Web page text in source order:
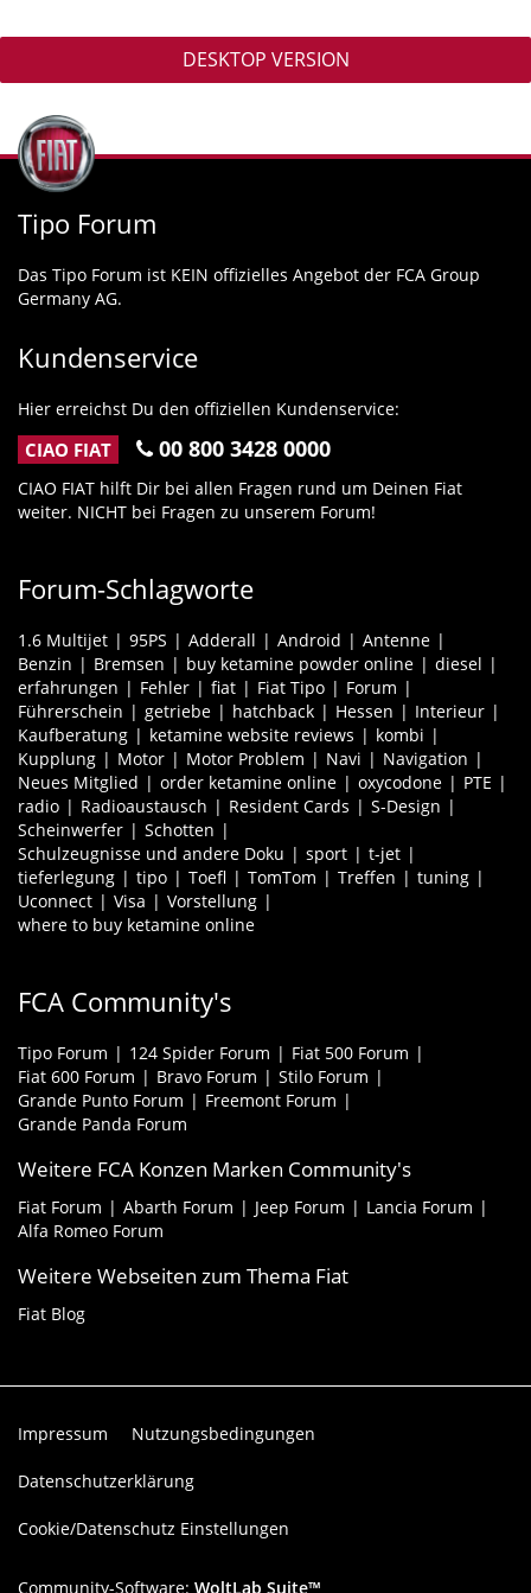
DESKTOP VERSION
Tipo Forum
Das Tipo Forum ist KEIN offizielles Angebot der FCA Group
Germany AG.
Kundenservice
Hier erreichst Du den offiziellen Kundenservice:
CIAO FIAT 00 800 3428 0000
CIAO FIAT hilft Dir bei allen Fragen rund um Deinen Fiat
weiter. NICHT bei Fragen zu unserem Forum!
Forum-Schlagworte
1.6 Multijet 95PS Adderall Android
Antenne
Benzin
Bremsen buy ketamine powder online
diesel
erfahrungen
Fehler fiat Fiat Tipo
Forum
Führerschein
getriebe hatchback Hessen
Interieur
Kaufberatung
ketamine website reviews
kombi
Kupplung
Motor Motor Problem Navi
Navigation
Neues Mitglied
order ketamine online oxycodone
PTE
radio
Radioaustausch Resident Cards
S-Design
Scheinwerfer
Schotten
Schulzeugnisse und andere Doku
sport
t-jet
tieferlegung
tipo Toefl TomTom Treffen
tuning
Uconnect
Visa
Vorstellung
where to buy ketamine online
FCA Community's
Tipo Forum 124 Spider Forum
Fiat 500 Forum
Fiat 600 Forum
Bravo Forum
Stilo Forum
Grande Punto Forum
Freemont Forum
Grande Panda Forum
Weitere FCA Konzen Marken Community's
Fiat Forum Abarth Forum Jeep Forum
Lancia Forum
Alfa Romeo Forum
Weitere Webseiten zum Thema Fiat
Fiat Blog
Impressum Nutzungsbedingungen
Datenschutzerklärung
Cookie/Datenschutz Einstellungen
Community-Software: WoltLab Suite™